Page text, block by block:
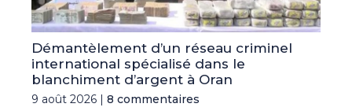
Démantèlement d’un réseau criminel
international spécialisé dans le
blanchiment d’argent à Oran
9 août 2026 | 8 commentaires